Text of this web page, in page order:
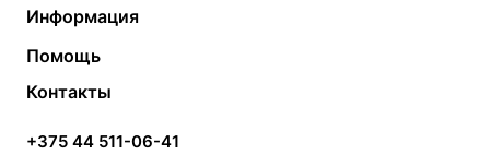
Твердотопливные котлы
Электрические котлы
Банные печи
Камины и печи
Теплый пол
Радиаторы
Насосы
Дымоходы
Информация
Контакты
Статьи
Акции
Помощь
Монтаж систем отопления
Контакты
+375 44 511-06-41